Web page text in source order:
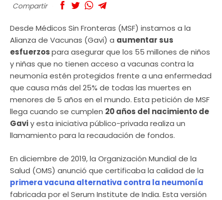
Compartir
Desde Médicos Sin Fronteras (MSF) instamos a la
Alianza de Vacunas (Gavi) a aumentar sus
esfuerzospara asegurar que los 55 millones de niños
y niñas que no tienen acceso a vacunas contra la
neumonía estén protegidos frente a una enfermedad
que causa más del 25% de todas las muertes en
menores de 5 años en el mundo. Esta petición de MSF
llega cuando se cumplen 20 años del nacimiento de
Gaviy esta iniciativa público-privada realiza un
llamamiento para la recaudación de fondos.
En diciembre de 2019, la Organización Mundial de la
Salud (OMS) anunció que certificaba la calidad de la
primera vacuna alternativa contra la neumonía
fabricada por el Serum Institute de India. Esta versión